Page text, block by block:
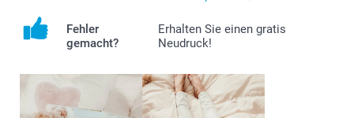
Fehler
gemacht?
Erhalten Sie einen gratis
Neudruck!